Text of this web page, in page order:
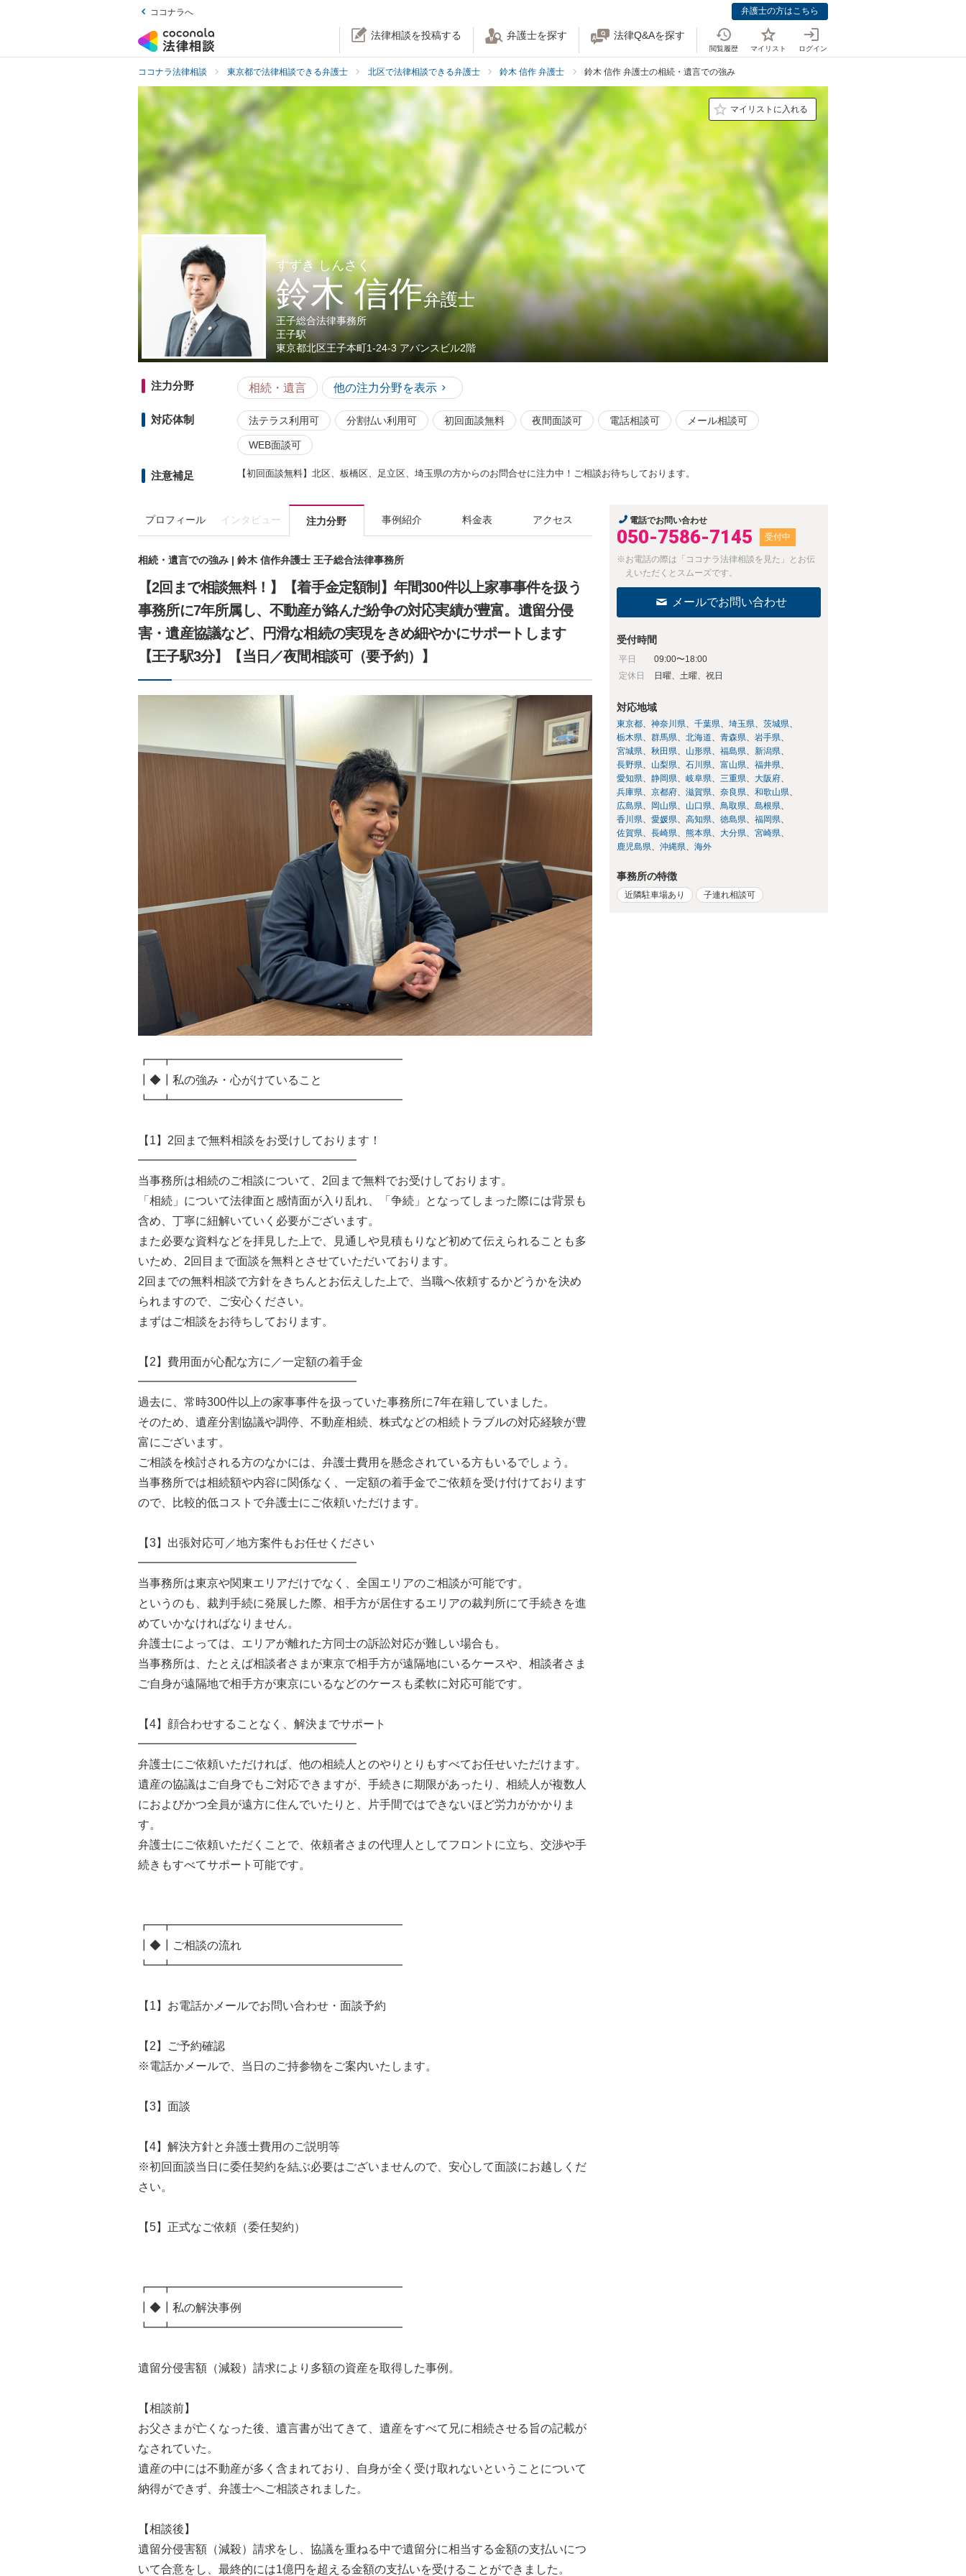
ココナラへ 弁護士の方はこちら
法律相談を投稿する 弁護士を探す 法律Q&Aを探す
閲覧履歴 マイリスト ログイン
ココナラ法律相談 東京都で法律相談できる弁護士 北区で法律相談できる弁護士 鈴木 信作 弁護士 鈴木 信作 弁護士の相続・遺言での強み
マイリストに入れる
すずき しんさく
鈴木 信作弁護士
王子総合法律事務所
王子駅
東京都北区王子本町1-24-3 アバンスビル2階
注力分野 相続・遺言 他の注力分野を表示
対応体制 法テラス利用可 分割払い利用可 初回面談無料 夜間面談可 電話相談可 メール相談可
WEB面談可
注意補足 【初回面談無料】北区、板橋区、足立区、埼玉県の方からのお問合せに注力中！ご相談お待ちしております。
プロフィール インタビュー 注力分野 事例紹介 料金表 アクセス
相続・遺言での強み | 鈴木 信作弁護士 王子総合法律事務所
【2回まで相談無料！】【着手金定額制】年間300件以上家事事件を扱う
事務所に7年所属し、不動産が絡んだ紛争の対応実績が豊富。遺留分侵
害・遺産協議など、円滑な相続の実現をきめ細やかにサポートします
【王子駅3分】【当日／夜間相談可（要予約）】
┏━┳━━━━━━━━━━━━━━━━━━━━
┃◆┃私の強み・心がけていること
┗━┻━━━━━━━━━━━━━━━━━━━━
【1】2回まで無料相談をお受けしております！
━━━━━━━━━━━━━━━━━━━
当事務所は相続のご相談について、2回まで無料でお受けしております。
「相続」について法律面と感情面が入り乱れ、「争続」となってしまった際には背景も
含め、丁寧に紐解いていく必要がございます。
また必要な資料などを拝見した上で、見通しや見積もりなど初めて伝えられることも多
いため、2回目まで面談を無料とさせていただいております。
2回までの無料相談で方針をきちんとお伝えした上で、当職へ依頼するかどうかを決め
られますので、ご安心ください。
まずはご相談をお待ちしております。
【2】費用面が心配な方に／一定額の着手金
━━━━━━━━━━━━━━━━━━━
過去に、常時300件以上の家事事件を扱っていた事務所に7年在籍していました。
そのため、遺産分割協議や調停、不動産相続、株式などの相続トラブルの対応経験が豊
富にございます。
ご相談を検討される方のなかには、弁護士費用を懸念されている方もいるでしょう。
当事務所では相続額や内容に関係なく、一定額の着手金でご依頼を受け付けております
ので、比較的低コストで弁護士にご依頼いただけます。
【3】出張対応可／地方案件もお任せください
━━━━━━━━━━━━━━━━━━━
当事務所は東京や関東エリアだけでなく、全国エリアのご相談が可能です。
というのも、裁判手続に発展した際、相手方が居住するエリアの裁判所にて手続きを進
めていかなければなりません。
弁護士によっては、エリアが離れた方同士の訴訟対応が難しい場合も。
当事務所は、たとえば相談者さまが東京で相手方が遠隔地にいるケースや、相談者さま
ご自身が遠隔地で相手方が東京にいるなどのケースも柔軟に対応可能です。
【4】顔合わせすることなく、解決までサポート
━━━━━━━━━━━━━━━━━━━
弁護士にご依頼いただければ、他の相続人とのやりとりもすべてお任せいただけます。
遺産の協議はご自身でもご対応できますが、手続きに期限があったり、相続人が複数人
におよびかつ全員が遠方に住んでいたりと、片手間ではできないほど労力がかかりま
す。
弁護士にご依頼いただくことで、依頼者さまの代理人としてフロントに立ち、交渉や手
続きもすべてサポート可能です。
┏━┳━━━━━━━━━━━━━━━━━━━━
┃◆┃ご相談の流れ
┗━┻━━━━━━━━━━━━━━━━━━━━
【1】お電話かメールでお問い合わせ・面談予約
【2】ご予約確認
※電話かメールで、当日のご持参物をご案内いたします。
【3】面談
【4】解決方針と弁護士費用のご説明等
※初回面談当日に委任契約を結ぶ必要はございませんので、安心して面談にお越しくだ
さい。
【5】正式なご依頼（委任契約）
┏━┳━━━━━━━━━━━━━━━━━━━━
┃◆┃私の解決事例
┗━┻━━━━━━━━━━━━━━━━━━━━
遺留分侵害額（減殺）請求により多額の資産を取得した事例。
【相談前】
お父さまが亡くなった後、遺言書が出てきて、遺産をすべて兄に相続させる旨の記載が
なされていた。
遺産の中には不動産が多く含まれており、自身が全く受け取れないということについて
納得ができず、弁護士へご相談されました。
【相談後】
遺留分侵害額（減殺）請求をし、協議を重ねる中で遺留分に相当する金額の支払いにつ
いて合意をし、最終的には1億円を超える金額の支払いを受けることができました。
電話でお問い合わせ
050-7586-7145 受付中
※お電話の際は「ココナラ法律相談を見た」とお伝
えいただくとスムーズです。
メールでお問い合わせ
受付時間
平日
09:00〜18:00
定休日
日曜、土曜、祝日
対応地域
東京都 神奈川県 千葉県 埼玉県
茨城県
栃木県
群馬県 北海道 青森県
岩手県
宮城県
秋田県 山形県 福島県
新潟県
長野県
山梨県 石川県 富山県
福井県
愛知県
静岡県 岐阜県 三重県
大阪府
兵庫県
京都府 滋賀県 奈良県
和歌山県
広島県
岡山県 山口県 鳥取県
島根県
香川県
愛媛県 高知県 徳島県
福岡県
佐賀県
長崎県 熊本県 大分県
宮崎県
鹿児島県
沖縄県 海外
事務所の特徴
近隣駐車場あり 子連れ相談可